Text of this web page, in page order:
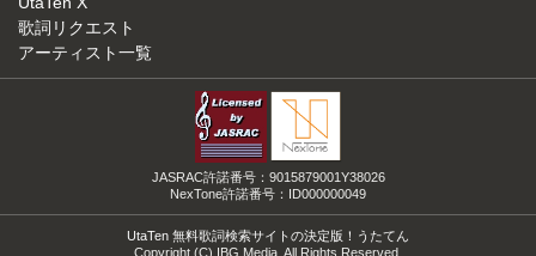
歌詞リクエスト
アーティスト一覧
JASRAC許諾番号：9015879001Y38026
NexTone許諾番号：ID000000049
UtaTen 無料歌詞検索サイトの決定版！うたてん
Copyright (C) IBG Media. All Rights Reserved.